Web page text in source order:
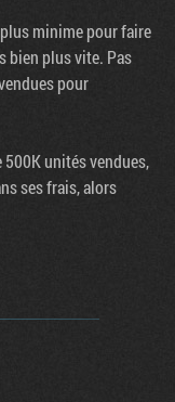
minime pour faire
bien plus vite. Pas
pour
500K unités vendues,
ses frais, alors